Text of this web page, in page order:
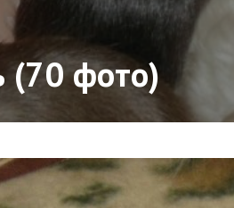
(70 фото)